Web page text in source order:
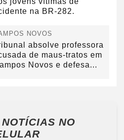
na BR-282.
NOVOS
absolve professora
de maus-tratos em
Novos e defesa...
NO